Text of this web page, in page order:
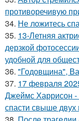
противоречивую
34. Не ложитесь
35. 13-Летняя
дерзкой
удобной для
36. "Годовщина",
37. 17 февраля
Джеймс Харрисон -
спасти свыше